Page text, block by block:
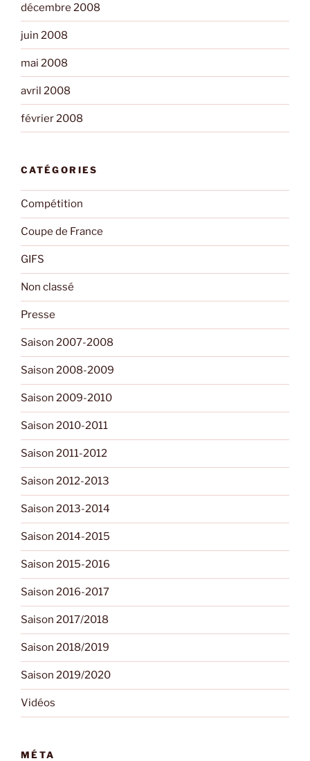
décembre 2008
juin 2008
mai 2008
avril 2008
février 2008
CATÉGORIES
Compétition
Coupe de France
GIFS
Non classé
Presse
Saison 2007-2008
Saison 2008-2009
Saison 2009-2010
Saison 2010-2011
Saison 2011-2012
Saison 2012-2013
Saison 2013-2014
Saison 2014-2015
Saison 2015-2016
Saison 2016-2017
Saison 2017/2018
Saison 2018/2019
Saison 2019/2020
Vidéos
MÉTA